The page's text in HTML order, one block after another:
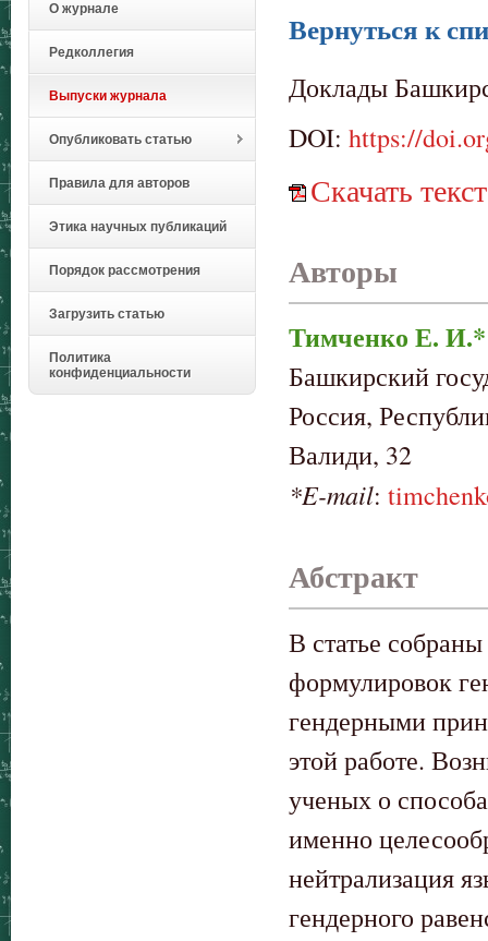
О журнале
Редколлегия
Выпуски журнала
Опубликовать статью
Правила для авторов
Этика научных публикаций
Порядок рассмотрения
Загрузить статью
Политика
конфиденциальности
Вернуться к
Доклады
DOI: https://
Скачать
Авторы
Тимченко Е. И.*
Башкирский
Россия,
Валиди, 32
*E-mail:
Абстракт
В статье
формулировок
гендерными
этой работе.
ученых о
именно
нейтрализация
гендерного